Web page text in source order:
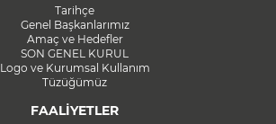
Tarihçe
Genel Başkanlarımız
Amaç ve Hedefler
SON GENEL KURUL
Logo ve Kurumsal Kullanım
Tüzüğümüz
FAALİYETLER